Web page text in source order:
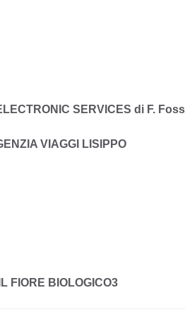
SERVICES di F.
VIAGGI LISIPPO
FIORE BIOLOGICO3